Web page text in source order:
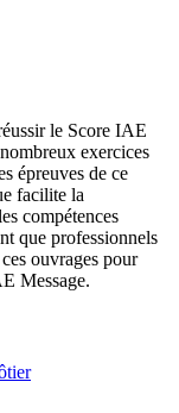
le Score IAE
exercices
épreuves de ce
facilite la
compétences
que professionnels
ouvrages pour
Message.